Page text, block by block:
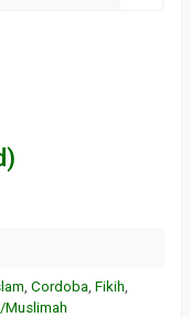
, Cordoba, Fikih,
Muslimah